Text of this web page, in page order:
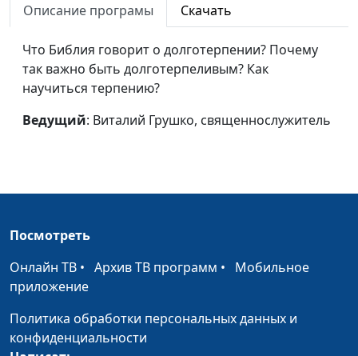
Доверие Богу в
трудных
обстоятельствах
Андрей Севрюков,
священнослужитель,
магистр богословия
#130
Между Богом и
человеком: проблема
выбора в сложной
Небесный Иерусалим
священнослужитель,
Человек просит - Бог
исцеляет
Андрей Севрюков,
Описание програмы Скачать
Что Библия говорит о долготерпении? Почему
так важно быть долготерпеливым? Как
научиться терпению?
Ведущий: Виталий Грушко, священнослужитель
Посмотреть
Онлайн ТВ • Архив ТВ программ • Мобильное
приложение
Политика обработки персональных данных и
конфиденциальности